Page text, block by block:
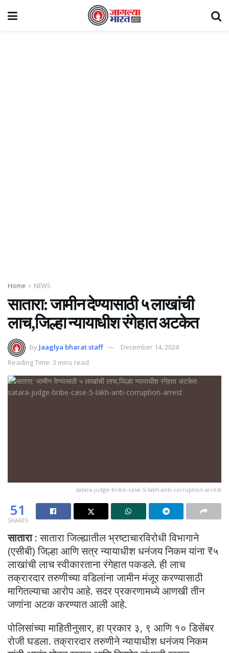
Home NEWS
सातारा: जामीन देण्यासाठी ५ लाखांची
लाच,जिल्हा न्यायाधीश रंगेहात अटकेत
by Jaaglya bharat staff
December 14, 2024
Reading Time: 3 mins read
satara-judge-bribe-case-5-lakh-anti-corruption-arrest
51
SHARES
सातारा :सातारा जिल्ह्यातील भ्रष्टाचारविरोधी विभागाने
(एसीबी) जिल्हा आणि सत्र न्यायाधीश धनंजय निकम यांना ₹५
लाखांची लाच स्वीकारताना रंगेहात पकडले. ही लाच
तक्रारदार तरुणीच्या वडिलांना जामीन मंजूर करण्यासाठी
मागितल्याचा आरोप आहे. सदर प्रकरणामध्ये आणखी तीन
जणांना अटक करण्यात आली आहे.
पोलिसांच्या माहितीनुसार, हा प्रकार ३, ९ आणि १० डिसेंबर
रोजी घडला. तक्रारदार तरुणीने न्यायाधीश धनंजय निकम